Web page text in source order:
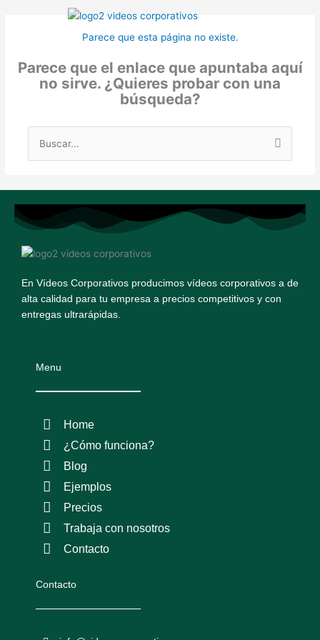
Parece que esta página no existe.
Parece que el enlace que apuntaba aquí
no sirve. ¿Quieres probar con una
búsqueda?
Buscar
por:
En Vídeos Corporativos producimos vídeos corporativos a de
alta calidad para tu empresa a precios competitivos y con
entregas ultrarápidas.
Menu
Home
¿Cómo funciona?
Blog
Ejemplos
Precios
Trabaja con nosotros
Contacto
Contacto